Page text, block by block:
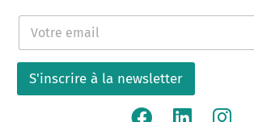
m
l
S'inscrire à la newsletter